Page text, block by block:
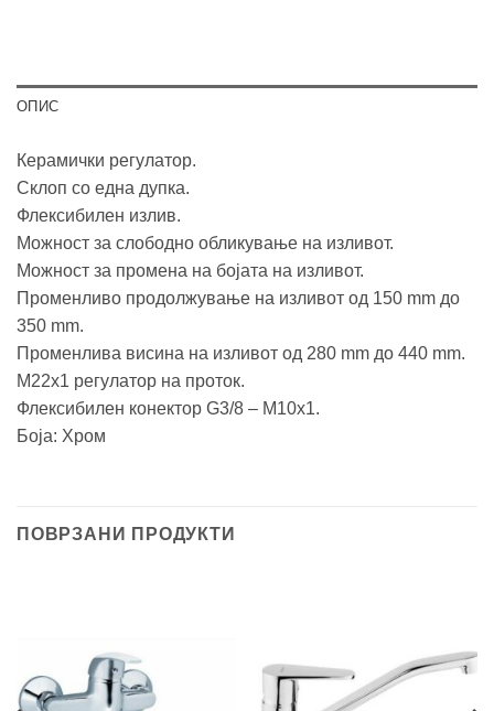
ОПИС
Керамички регулатор.
Склоп со една дупка.
Флексибилен излив.
Можност за слободно обликување на изливот.
Можност за промена на бојата на изливот.
Променливо продолжување на изливот од 150 mm до
350 mm.
Променлива висина на изливот од 280 mm до 440 mm.
М22х1 регулатор на проток.
Флексибилен конектор G3/8 – M10x1.
Боја: Хром
ПОВРЗАНИ ПРОДУКТИ